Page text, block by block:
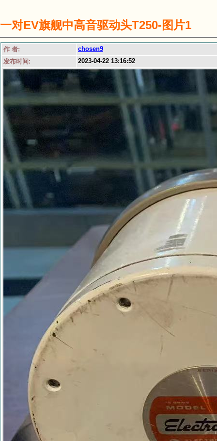
一对EV旗舰中高音驱动头T250-图片1
作 者:
chosen9
发布时间:
2023-04-22 13:16:52